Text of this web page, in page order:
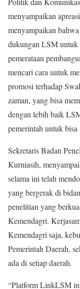
menyampaikan
menyampaikan
dukungan LSM untuk
pemerataan
mencari cara untuk
promosi terhadap
zaman, yang bisa
dengan lebih baik
pemerintah untuk
Sekretaris Badan
Kurniasih,
selama ini telah
yang bergerak di
penelitian yang
Kemendagri.
Kemendagri saja,
Pemerintah Daerah,
ada di setiap daerah.
“Platform LinkLSM